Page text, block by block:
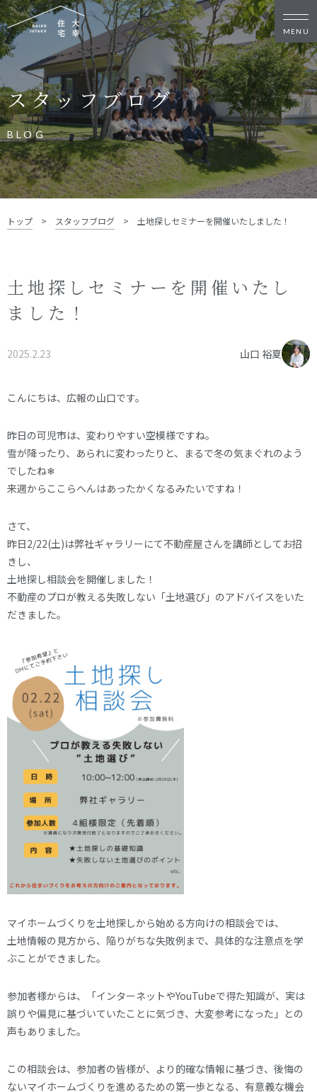
お電話でのご相談はお気軽に
資料請求・お問い合わせ
新築・リノベをお考えの方
家づくりの考え方
家づくりの流れ
施工事例
イベント
お客様の声
モデルハウス
リフォーム・リノベーション
土地をお探しの方
スタッフブログ
お知らせ
会社概要
プライバシーポリシー
スタッフブログ
BLOG
トップ > スタッフブログ > 土地探しセミナーを開催いたしました！
土地探しセミナーを開催いたし
ました！
2025.2.23 山口 裕夏
こんにちは、広報の山口です。
昨日の可児市は、変わりやすい空模様ですね。
雪が降ったり、あられに変わったりと、まるで冬の気まぐれのよう
でしたね❄
来週からここらへんはあったかくなるみたいですね！
さて、
昨日2/22(土)は弊社ギャラリーにて不動産屋さんを講師としてお招
きし、
土地探し相談会を開催しました！
不動産のプロが教える失敗しない「土地選び」のアドバイスをいた
だきました。
マイホームづくりを土地探しから始める方向けの相談会では、
土地情報の見方から、陥りがちな失敗例まで、具体的な注意点を学
ぶことができました。
参加者様からは、「インターネットやYouTubeで得た知識が、実は
誤りや偏見に基づいていたことに気づき、大変参考になった」との
声もありました。
この相談会は、参加者の皆様が、より的確な情報に基づき、後悔の
ないマイホームづくりを進めるための第一歩となる、有意義な機会